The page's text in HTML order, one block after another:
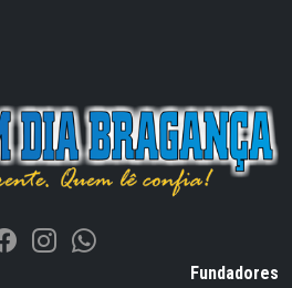
Fundadores